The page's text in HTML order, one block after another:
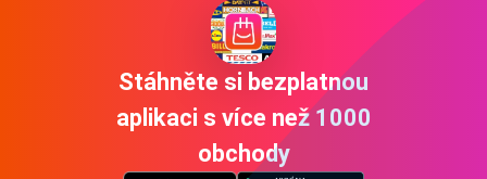
Stáhněte si bezplatnou
aplikaci s více než 1000
obchody